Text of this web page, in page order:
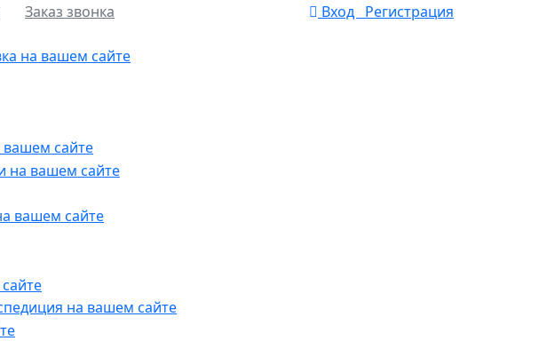
Заказ звонка
Вход Регистрация